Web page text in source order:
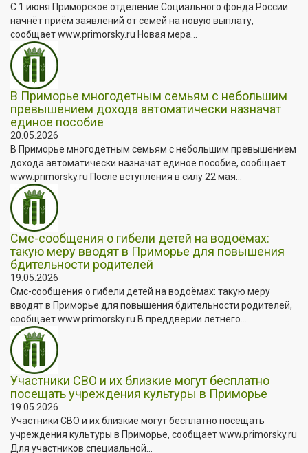
С 1 июня Приморское отделение Социального фонда России
начнёт приём заявлений от семей на новую выплату,
сообщает www.primorsky.ru Новая мера...
В Приморье многодетным семьям с небольшим
превышением дохода автоматически назначат
единое пособие
20.05.2026
В Приморье многодетным семьям с небольшим превышением
дохода автоматически назначат единое пособие, сообщает
www.primorsky.ru После вступления в силу 22 мая...
Смс-сообщения о гибели детей на водоёмах:
такую меру вводят в Приморье для повышения
бдительности родителей
19.05.2026
Смс-сообщения о гибели детей на водоёмах: такую меру
вводят в Приморье для повышения бдительности родителей,
сообщает www.primorsky.ru В преддверии летнего...
Участники СВО и их близкие могут бесплатно
посещать учреждения культуры в Приморье
19.05.2026
Участники СВО и их близкие могут бесплатно посещать
учреждения культуры в Приморье, сообщает www.primorsky.ru
Для участников специальной...